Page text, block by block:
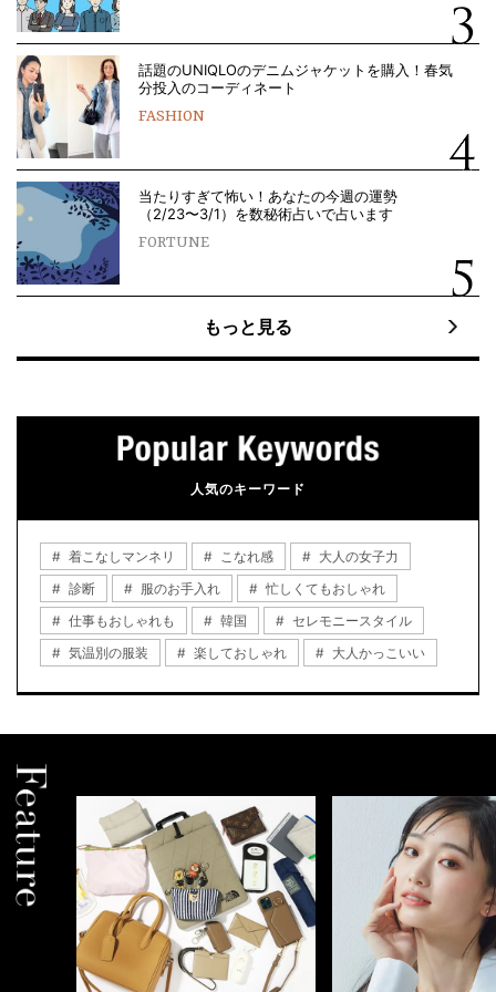
話題のUNIQLOのデニムジャケットを購入！春気
分投入のコーディネート
FASHION
当たりすぎて怖い！あなたの今週の運勢
（2/23〜3/1）を数秘術占いで占います
FORTUNE
もっと見る
人気のキーワード
着こなしマンネリ こなれ感
大人の女子力
診断
服のお手入れ
忙しくてもおしゃれ
仕事もおしゃれも
韓国
セレモニースタイル
気温別の服装
楽しておしゃれ 大人かっこいい